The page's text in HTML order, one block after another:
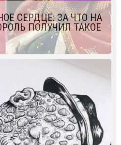
СЕРДЦЕ: ЗА ЧТО НА
ПОЛУЧИЛ ТАКОЕ